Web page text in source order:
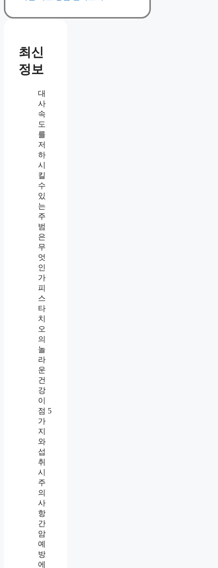
최신
정보
대
사
속
도
를
저
하
시
킬
수
있
는
주
범
은
무
엇
인
가
피
스
타
치
오
의
놀
라
운
건
강
이
점 5
가
지
와
섭
취
시
주
의
사
항
간
암
예
방
에